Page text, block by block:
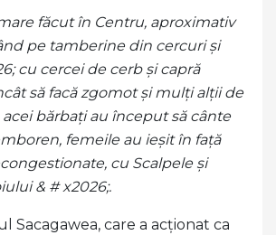
făcut în Centru, aproximativ
pe tamberine din cercuri și
cu cercei de cerb și capră
să facă zgomot și mulți alții de
acei bărbați au început să cânte
femeile au ieșit în față
cu Scalpele și
& # x2026;.
Sacagawea, care a acționat ca